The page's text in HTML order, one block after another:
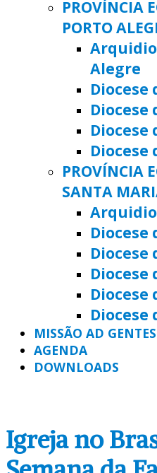
PROVÍNCIA
PORTO
Alegre
Diocese
Diocese
Diocese
PROVÍNCIA
SANTA
Diocese
Diocese
Diocese
Diocese
Diocese
MISSÃO AD GENTES
AGENDA
DOWNLOADS
Igreja no